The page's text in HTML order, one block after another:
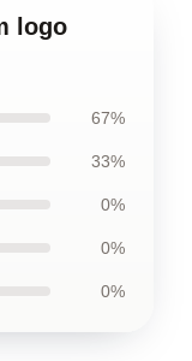
logo
67%
33%
0%
0%
0%